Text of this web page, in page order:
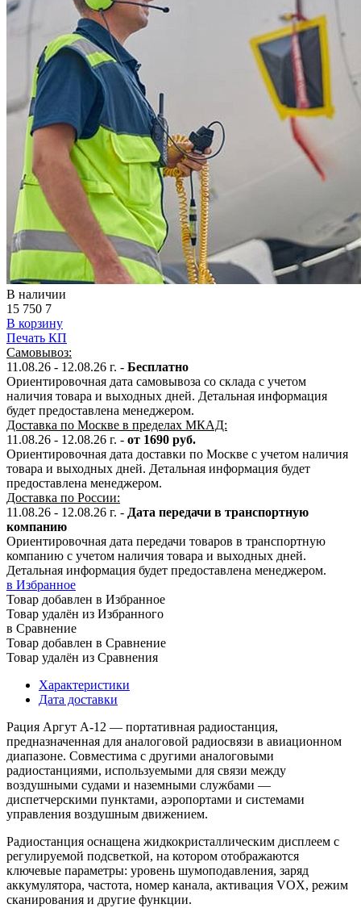
В наличии
15 750 7
В корзину
Печать КП
Самовывоз:
11.08.26 - 12.08.26 г. - Бесплатно
Ориентировочная дата самовывоза со склада с учетом
наличия товара и выходных дней. Детальная информация
будет предоставлена менеджером.
Доставка по Москве в пределах МКАД:
11.08.26 - 12.08.26 г. - от 1690 руб.
Ориентировочная дата доставки по Москве с учетом наличия
товара и выходных дней. Детальная информация будет
предоставлена менеджером.
Доставка по России:
11.08.26 - 12.08.26 г. - Дата передачи в транспортную
компанию
Ориентировочная дата передачи товаров в транспортную
компанию с учетом наличия товара и выходных дней.
Детальная информация будет предоставлена менеджером.
в Избранное
Товар добавлен в Избранное
Товар удалён из Избранного
в Сравнение
Товар добавлен в Сравнение
Товар удалён из Сравнения
Характеристики
Дата доставки
Рация Аргут А-12 — портативная радиостанция,
предназначенная для аналоговой радиосвязи в авиационном
диапазоне. Совместима с другими аналоговыми
радиостанциями, используемыми для связи между
воздушными судами и наземными службами —
диспетчерскими пунктами, аэропортами и системами
управления воздушным движением.
Радиостанция оснащена жидкокристаллическим дисплеем с
регулируемой подсветкой, на котором отображаются
ключевые параметры: уровень шумоподавления, заряд
аккумулятора, частота, номер канала, активация VOX, режим
сканирования и другие функции.